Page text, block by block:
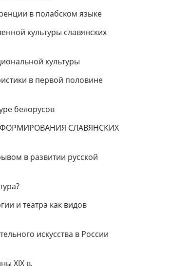
в полабском языке
культуры славянских
культуры
в первой половине
белорусов
СЛАВЯНСКИХ
в развитии русской
и театра как видов
искусства в России
XIX в.